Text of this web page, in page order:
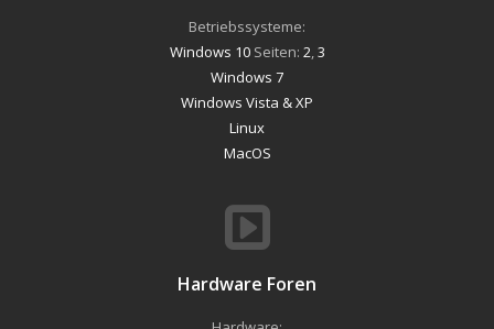
Betriebssysteme:
Windows 10Seiten: 2 3
Windows 7
Windows Vista & XP
Linux
MacOS
Hardware Foren